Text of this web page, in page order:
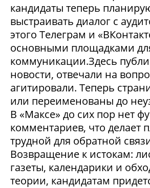
кандидаты теперь
выстраивать диалог с
этого Телеграм и
основными площадками
коммуникации.Здесь
новости, отвечали на
агитировали. Теперь
или переименованы до
В «Максе» до сих пор нет
комментариев, что делает
трудной для обратной
Возвращение к истокам:
газеты, календарики и
теории, кандидатам